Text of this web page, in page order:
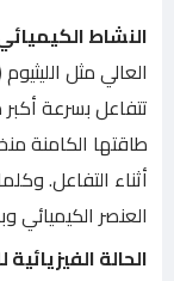
النشاط
تتفاعل بسرعة أكبر
طاقتها الكامنة
أثناء التفاعل.
العنصر الكيميائي
الحالة الفيزيائية